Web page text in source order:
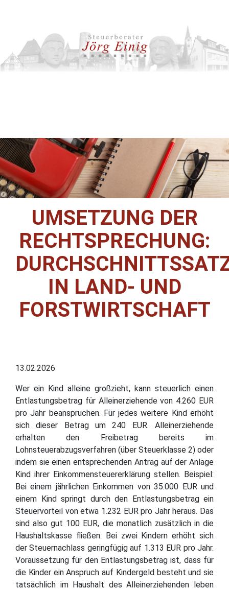
UMSETZUNG DER
RECHTSPRECHUNG:
IN LAND- UND
FORSTWIRTSCHAFT
13.02.2026
Wer ein Kind alleine großzieht, kann steuerlich einen
Entlastungsbetrag für Alleinerziehende von 4.260 EUR
pro Jahr beanspruchen. Für jedes weitere Kind erhöht
sich dieser Betrag um 240 EUR. Alleinerziehende
erhalten den Freibetrag bereits im
Lohnsteuerabzugsverfahren (über Steuerklasse 2) oder
indem sie einen entsprechenden Antrag auf der Anlage
Kind ihrer Einkommensteuererklärung stellen. Beispiel:
Bei einem jährlichen Einkommen von 35.000 EUR und
einem Kind springt durch den Entlastungsbetrag ein
Steuervorteil von etwa 1.232 EUR pro Jahr heraus. Das
sind also gut 100 EUR, die monatlich zusätzlich in die
Haushaltskasse fließen. Bei zwei Kindern erhöht sich
der Steuernachlass geringfügig auf 1.313 EUR pro Jahr.
Voraussetzung für den Entlastungsbetrag ist, dass für
die Kinder ein Anspruch auf Kindergeld besteht und sie
tatsächlich im Haushalt des Alleinerziehenden leben